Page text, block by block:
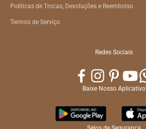
Políticas de Trocas, Devoluções e Reembolso
Termos de Serviço
Redes Sociais
Baixe Nosso Aplicativo